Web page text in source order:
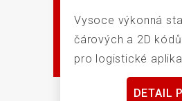
Vysoce výkonná
čárových a 2D
pro logistické
DETAIL